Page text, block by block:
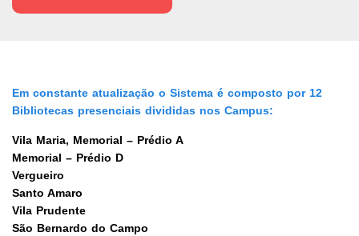
Em constante atualização o Sistema é composto por 12
Bibliotecas presenciais divididas nos Campus:
Vila Maria, Memorial – Prédio A
Memorial – Prédio D
Vergueiro
Santo Amaro
Vila Prudente
São Bernardo do Campo